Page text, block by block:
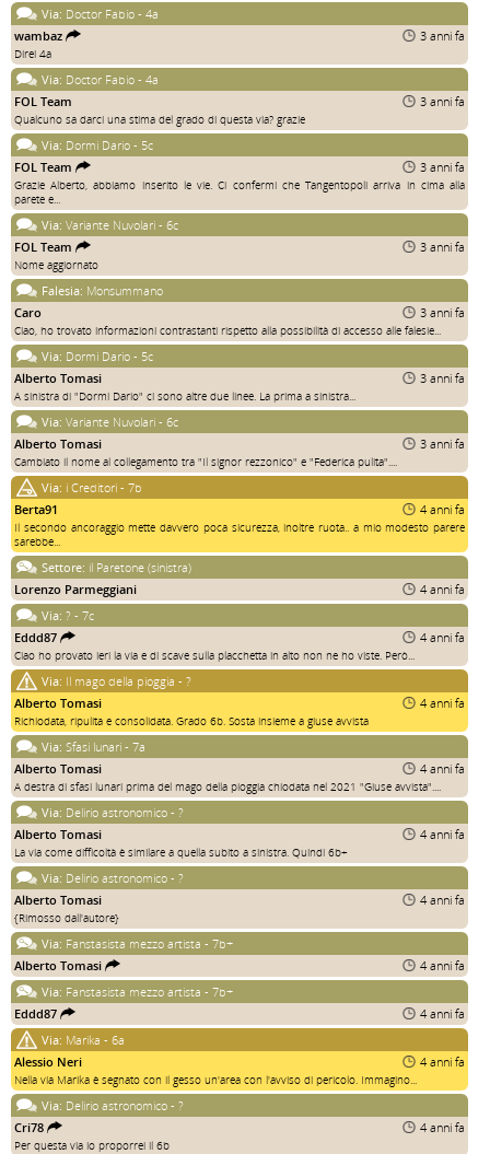
Via: Doctor Fabio - 4a
wambaz
3 anni fa
Direi 4a
Via: Doctor Fabio - 4a
FOL Team
3 anni fa
Qualcuno sa darci una stima del grado di questa via? grazie
Via: Dormi Dario - 5c
FOL Team
3 anni fa
Grazie Alberto, abbiamo inserito le vie. Ci confermi che Tangentopoli arriva in cima alla
parete e...
Via: Variante Nuvolari - 6c
FOL Team
3 anni fa
Nome aggiornato
Falesia: Monsummano
Caro
3 anni fa
Ciao, ho trovato informazioni contrastanti rispetto alla possibilità di accesso alle falesie...
Via: Dormi Dario - 5c
Alberto Tomasi
3 anni fa
A sinistra di "Dormi Dario" ci sono altre due linee. La prima a sinistra...
Via: Variante Nuvolari - 6c
Alberto Tomasi
3 anni fa
Cambiato il nome al collegamento tra "Il signor rezzonico" e "Federica pulita"....
Via: i Creditori - 7b
Berta91
4 anni fa
Il secondo ancoraggio mette davvero poca sicurezza, inoltre ruota.. a mio modesto parere
sarebbe...
Settore: il Paretone (sinistra)
Lorenzo Parmeggiani
4 anni fa
Via: ? - 7c
Eddd87
4 anni fa
Ciao ho provato ieri la via e di scave sulla placchetta in alto non ne ho viste. Però...
Via: Il mago della pioggia - ?
Alberto Tomasi
4 anni fa
Richiodata, ripulita e consolidata. Grado 6b. Sosta insieme a giuse avvista
Via: Sfasi lunari - 7a
Alberto Tomasi
4 anni fa
A destra di sfasi lunari prima del mago della pioggia chiodata nel 2021 "Giuse avvista"....
Via: Delirio astronomico - ?
Alberto Tomasi
4 anni fa
La via come difficoltà è similare a quella subito a sinistra. Quindi 6b+
Via: Delirio astronomico - ?
Alberto Tomasi
4 anni fa
{Rimosso dall'autore}
Via: Fanstasista mezzo artista - 7b+
Alberto Tomasi
4 anni fa
Via: Fanstasista mezzo artista - 7b+
Eddd87
4 anni fa
Via: Marika - 6a
Alessio Neri
4 anni fa
Nella via Marika è segnato con il gesso un'area con l'avviso di pericolo. Immagino...
Via: Delirio astronomico - ?
Cri78
4 anni fa
Per questa via io proporrei il 6b